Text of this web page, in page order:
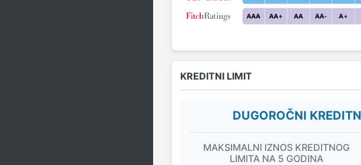
KREDITNI LIMIT
DUGOROČNI
MAKSIMALNI IZNOS KREDITNOG
LIMITA NA 5 GODINA